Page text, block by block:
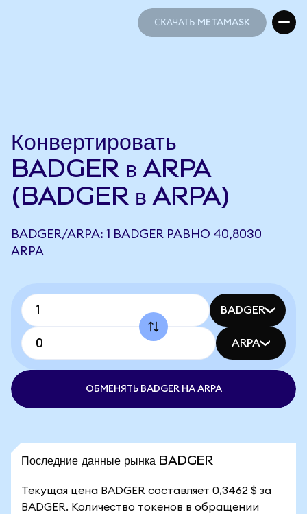
СКАЧАТЬ METAMASK
Конвертировать
BADGER в ARPA
(BADGER в ARPA)
BADGER/ARPA: 1 BADGER РАВНО 40,8030
ARPA
BADGER
ARPA
ОБМЕНЯТЬ BADGER НА ARPA
Последние данные рынка BADGER
Текущая цена BADGER составляет 0,3462 $ за
BADGER. Количество токенов в обращении